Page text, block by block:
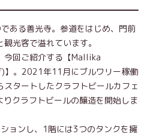
ある善光寺。参道をはじめ、門前
光客で溢れています。
今回ご紹介する【Mallika
)】。2021年11月にブルワリー稼働
タートしたクラフトビールカフェ
クラフトビールの醸造を開始しま
ョンし、1階には3つのタンクを擁